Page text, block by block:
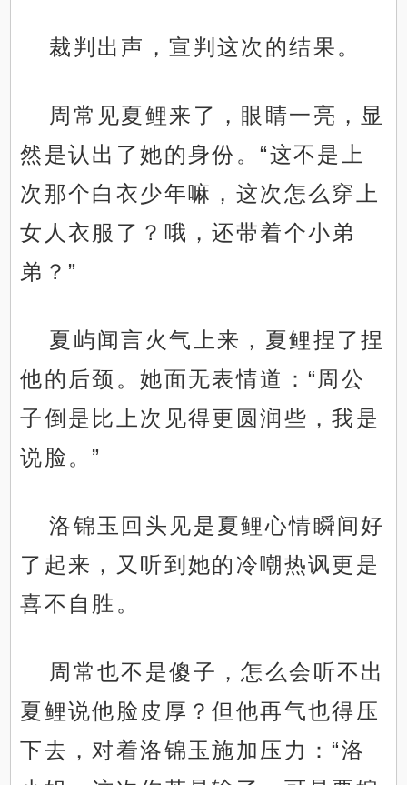
裁判出声，宣判这次的结果。
周常见夏鲤来了，眼睛一亮，显
然是认出了她的身份。“这不是上
次那个白衣少年嘛，这次怎么穿上
女人衣服了？哦，还带着个小弟
弟？”
夏屿闻言火气上来，夏鲤捏了捏
他的后颈。她面无表情道：“周公
子倒是比上次见得更圆润些，我是
说脸。”
洛锦玉回头见是夏鲤心情瞬间好
了起来，又听到她的冷嘲热讽更是
喜不自胜。
周常也不是傻子，怎么会听不出
夏鲤说他脸皮厚？但他再气也得压
下去，对着洛锦玉施加压力：“洛